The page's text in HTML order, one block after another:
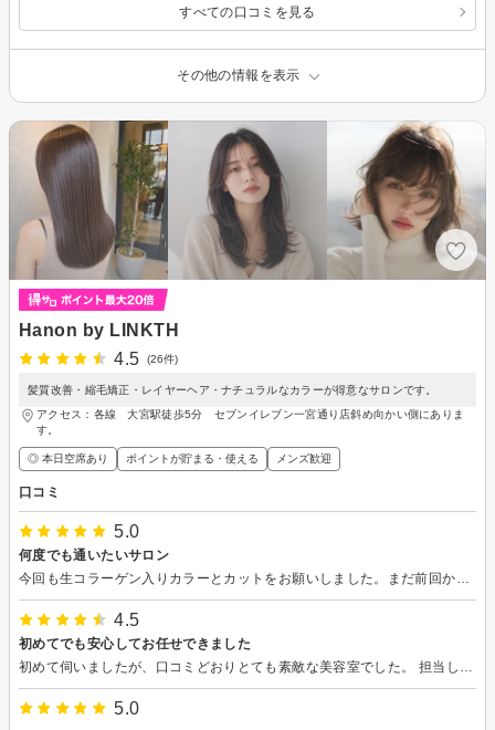
すべての口コミを見る
その他の情報を表示
Hanon by LINKTH
4.5
(26件)
髪質改善・縮毛矯正・レイヤーヘア・ナチュラルなカラーが得意なサロンです。
アクセス：各線 大宮駅徒歩5分 セブンイレブン一宮通り店斜め向かい側にありま
す。
◎ 本日空席あり ポイントが貯まる・使える メンズ歓迎
口コミ
5.0
何度でも通いたいサロン
4.5
初めてでも安心してお任せできました
5.0